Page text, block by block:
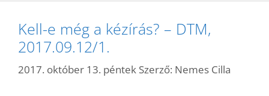
Kell-e még a kézírás? – DTM,
2017.09.12/1.
2017. október 13. péntek Szerző: Nemes Cilla